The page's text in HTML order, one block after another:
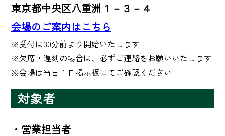
東京都中央区八重洲１－３－４
会場のご案内はこちら
※受付は30分前より開始いたします
※欠席・遅刻の場合は、必ずご連絡をお願いいたします
※会場は当日１Ｆ掲示板にてご確認ください
対象者
・営業担当者